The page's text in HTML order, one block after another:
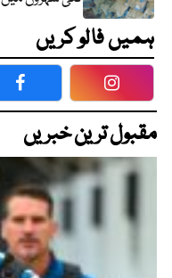
ہمیں فالو کریں
Facebook
مقبول ترین خبریں